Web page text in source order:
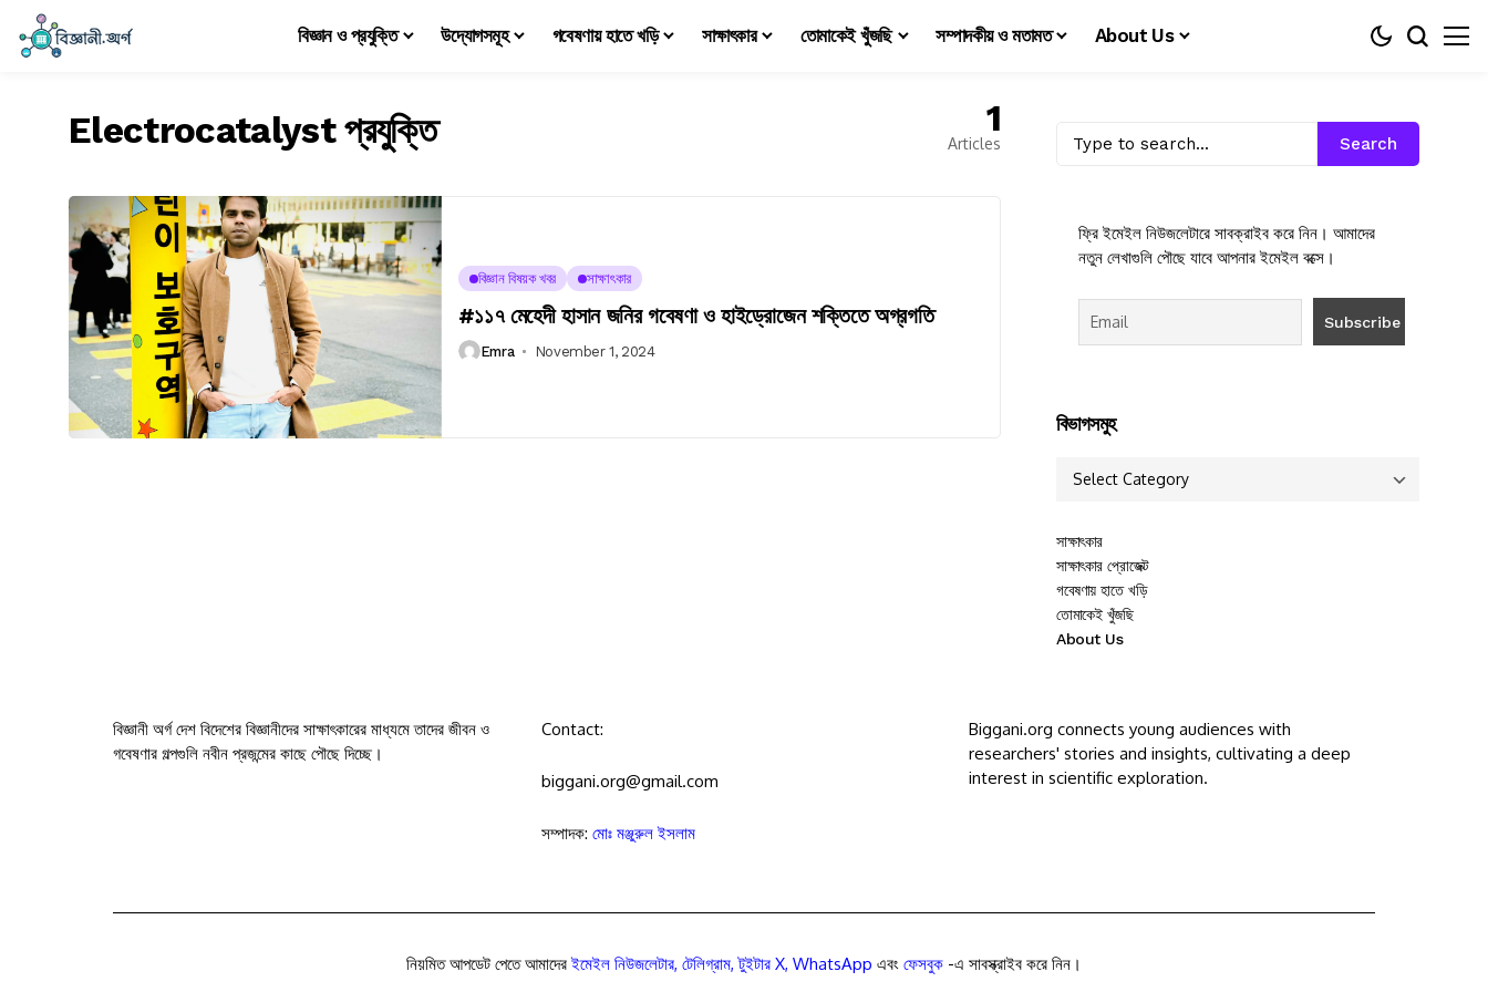
বিজ্ঞান ও প্রযুক্তি উদ্যোগসমূহ গবেষণায় হাতে খড়ি সাক্ষাৎকার তোমাকেই খুঁজছি সম্পাদকীয় ও মতামত About Us
Electrocatalyst প্রযুক্তি 1
Articles
বিজ্ঞান বিষয়ক খবর সাক্ষাৎকার
#১১৭ মেহেদী হাসান জনির গবেষণা ও হাইড্রোজেন শক্তিতে অগ্রগতি
Emra November 1, 2024
Search
ফ্রি ইমেইল নিউজলেটারে সাবক্রাইব করে নিন। আমাদের
নতুন লেখাগুলি পৌছে যাবে আপনার ইমেইল বক্সে।
বিভাগসমুহ
সাক্ষাৎকার
সাক্ষাৎকার প্রোজেক্ট
গবেষণায় হাতে খড়ি
তোমাকেই খুঁজছি
About Us
বিজ্ঞানী অর্গ দেশ বিদেশের বিজ্ঞানীদের সাক্ষাৎকারের মাধ্যমে তাদের জীবন ও
গবেষণার গল্পগুলি নবীন প্রজন্মের কাছে পৌছে দিচ্ছে।
Contact:
biggani.org@gmail.com
সম্পাদক: মোঃ মঞ্জুরুল ইসলাম
Biggani.org connects young audiences with
researchers' stories and insights, cultivating a deep
interest in scientific exploration.
নিয়মিত আপডেট পেতে আমাদেরইমেইল নিউজলেটার, টেলিগ্রাম,টুইটার X, WhatsApp এবং ফেসবুক -এ সাবস্ক্রাইব করে নিন।